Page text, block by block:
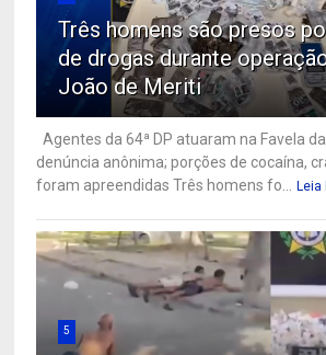
Três homens são presos
de drogas durante
João de Meriti
Agentes da 64ª DP atuaram na Favela
denúncia anônima; porções de cocaína,
foram apreendidas Três homens fo... Leia
5